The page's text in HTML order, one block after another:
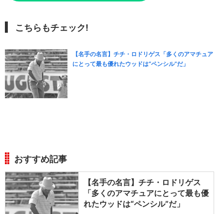
こちらもチェック!
【名手の名言】チチ・ロドリゲス「多くのアマチュア
にとって最も優れたウッドは“ペンシル”だ」
おすすめ記事
【名手の名言】チチ・ロドリゲス
「多くのアマチュアにとって最も優
れたウッドは“ペンシル”だ」